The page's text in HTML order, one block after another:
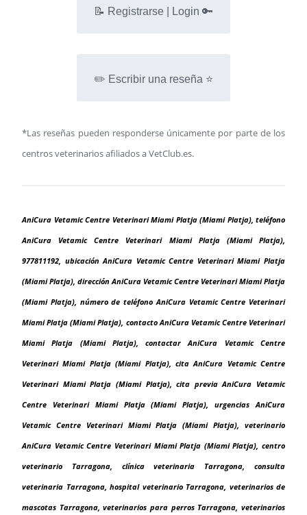
📝 Registrarse | Login 🔑
✏️ Escribir una reseña ⭐
*Las reseñas pueden responderse únicamente por parte de los
centros veterinarios afiliados a VetClub.es.
AniCura Vetamic Centre Veterinari Miami Platja (Miami Platja), teléfono
AniCura Vetamic Centre Veterinari Miami Platja (Miami Platja),
977811192, ubicación AniCura Vetamic Centre Veterinari Miami Platja
(Miami Platja), dirección AniCura Vetamic Centre Veterinari Miami Platja
(Miami Platja), número de teléfono AniCura Vetamic Centre Veterinari
Miami Platja (Miami Platja), contacto AniCura Vetamic Centre Veterinari
Miami Platja (Miami Platja), contactar AniCura Vetamic Centre
Veterinari Miami Platja (Miami Platja), cita AniCura Vetamic Centre
Veterinari Miami Platja (Miami Platja), cita previa AniCura Vetamic
Centre Veterinari Miami Platja (Miami Platja), urgencias AniCura
Vetamic Centre Veterinari Miami Platja (Miami Platja), veterinario
AniCura Vetamic Centre Veterinari Miami Platja (Miami Platja), centro
veterinario Tarragona, clínica veterinaria Tarragona, consulta
veterinaria Tarragona, hospital veterinario Tarragona, veterinarios de
mascotas Tarragona, veterinarios para perros Tarragona, veterinarios